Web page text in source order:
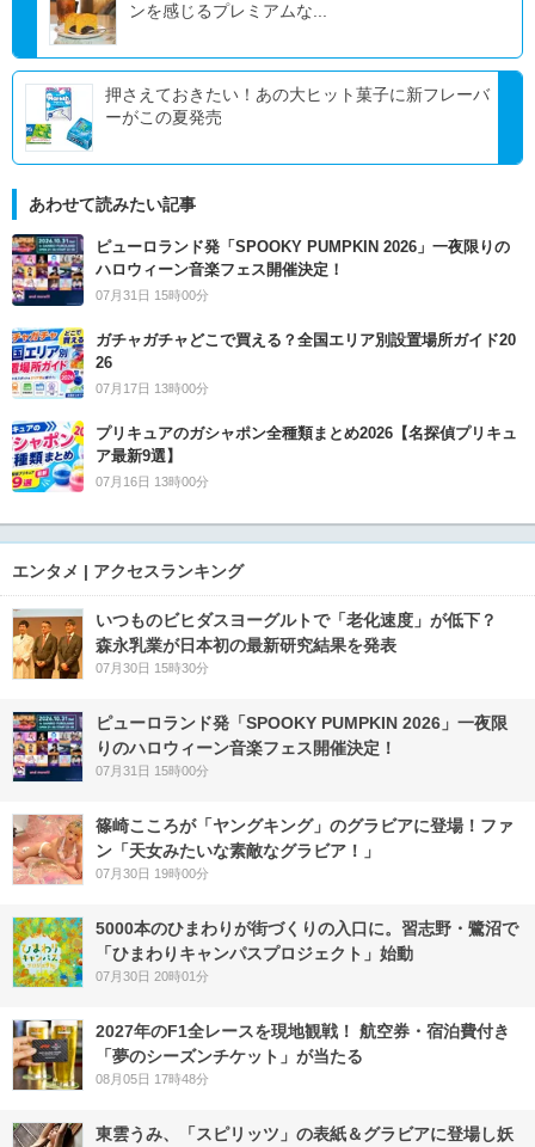
ンを感じるプレミアムな...
押さえておきたい！あの大ヒット菓子に新フレーバ
ーがこの夏発売
あわせて読みたい記事
ピューロランド発「SPOOKY PUMPKIN 2026」一夜限りの
ハロウィーン音楽フェス開催決定！
07月31日 15時00分
ガチャガチャどこで買える？全国エリア別設置場所ガイド20
26
07月17日 13時00分
プリキュアのガシャポン全種類まとめ2026【名探偵プリキュ
ア最新9選】
07月16日 13時00分
エンタメ | アクセスランキング
いつものビヒダスヨーグルトで「老化速度」が低下？
森永乳業が日本初の最新研究結果を発表
07月30日 15時30分
ピューロランド発「SPOOKY PUMPKIN 2026」一夜限
りのハロウィーン音楽フェス開催決定！
07月31日 15時00分
篠崎こころが「ヤングキング」のグラビアに登場！ファ
ン「天女みたいな素敵なグラビア！」
07月30日 19時00分
5000本のひまわりが街づくりの入口に。習志野・鷺沼で
「ひまわりキャンパスプロジェクト」始動
07月30日 20時01分
2027年のF1全レースを現地観戦！ 航空券・宿泊費付き
「夢のシーズンチケット」が当たる
08月05日 17時48分
東雲うみ、「スピリッツ」の表紙＆グラビアに登場し妖